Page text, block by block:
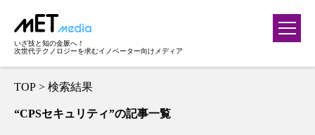
いざ技と知の金脈へ！
次世代テクノロジーを求むイノベーター向けメディア
TOP > 検索結果
“CPSセキュリティ”の記事一覧